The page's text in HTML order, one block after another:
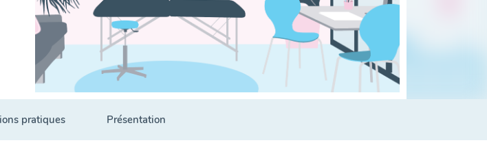
pratiques Présentation